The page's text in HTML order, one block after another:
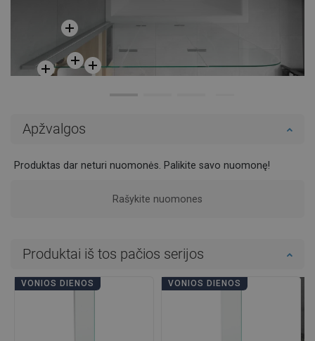
Apžvalgos
Produktas dar neturi nuomonės. Palikite savo nuomonę!
Rašykite nuomones
Produktai iš tos pačios serijos
VONIOS DIENOS VONIOS DIENOS